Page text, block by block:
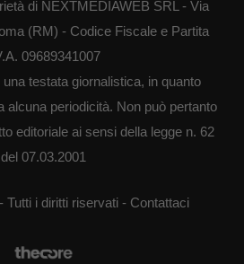
di NEXTMEDIAWEB SRL - Via
(RM) - Codice Fiscale e Partita
09689341007
testata giornalistica, in quanto
alcuna periodicità. Non può pertanto
editoriale ai sensi della legge n. 62
del 07.03.2001
Tutti i diritti riservati - Contattaci